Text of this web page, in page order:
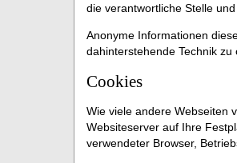
die verantwortliche Stelle
Anonyme Informationen
dahinterstehende Technik zu
Cookies
Wie viele andere Webseiten
Websiteserver auf Ihre
verwendeter Browser,